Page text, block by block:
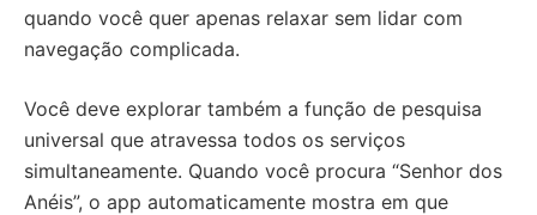
quando você quer apenas relaxar sem lidar com
navegação complicada.
Você deve explorar também a função de pesquisa
universal que atravessa todos os serviços
simultaneamente. Quando você procura “Senhor dos
Anéis”, o app automaticamente mostra em que